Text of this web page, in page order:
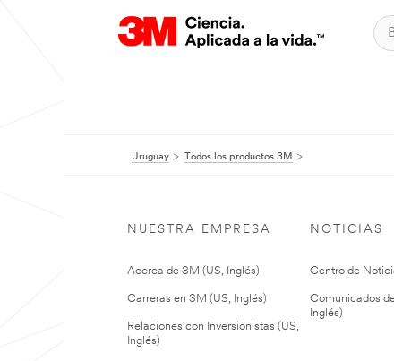
Uruguay Todos los productos 3M
NUESTRA EMPRESA
Acerca de 3M (US, Inglés)
Carreras en 3M (US, Inglés)
Relaciones con Inversionistas (US,
Inglés)
NOTICIAS
Centro de
Comunicados
Inglés)